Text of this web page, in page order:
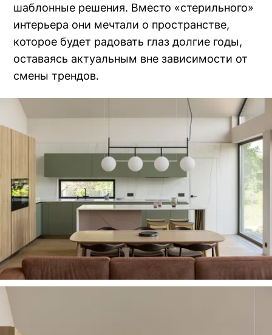
шаблонные решения. Вместо «стерильного»
интерьера они мечтали о пространстве,
которое будет радовать глаз долгие годы,
оставаясь актуальным вне зависимости от
смены трендов.